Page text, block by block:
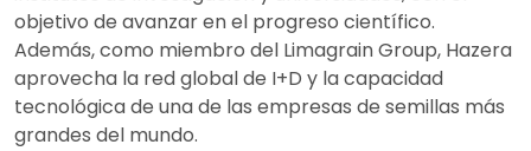
objetivo de avanzar en el progreso científico.
Además, como miembro del Limagrain Group, Hazera
aprovecha la red global de I+D y la capacidad
tecnológica de una de las empresas de semillas más
grandes del mundo.